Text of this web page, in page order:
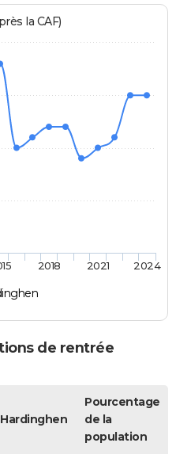
la CAF)
2018 2021 2024
de rentrée
Hardinghen
Pourcentage
de la
population